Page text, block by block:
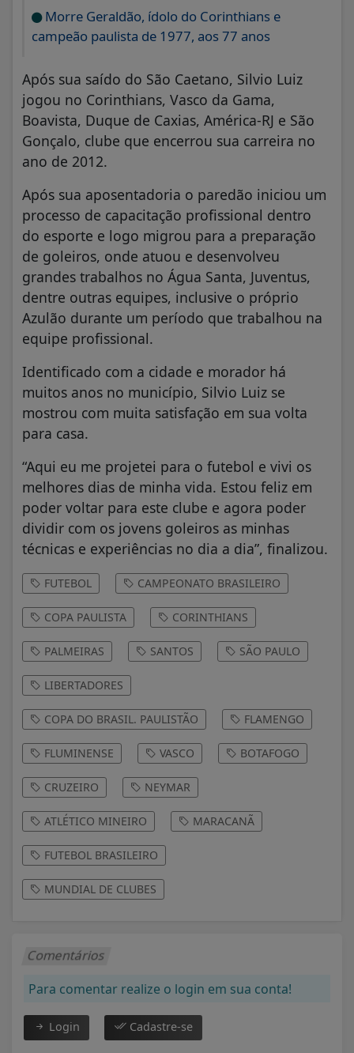
Morre Geraldão, ídolo do Corinthians e
campeão paulista de 1977, aos 77 anos
Após sua saído do São Caetano, Silvio Luiz
jogou no Corinthians, Vasco da Gama,
Boavista, Duque de Caxias, América-RJ e São
Gonçalo, clube que encerrou sua carreira no
ano de 2012.
Após sua aposentadoria o paredão iniciou um
processo de capacitação profissional dentro
do esporte e logo migrou para a preparação
de goleiros, onde atuou e desenvolveu
grandes trabalhos no Água Santa, Juventus,
dentre outras equipes, inclusive o próprio
Azulão durante um período que trabalhou na
equipe profissional.
Identificado com a cidade e morador há
muitos anos no município, Silvio Luiz se
mostrou com muita satisfação em sua volta
para casa.
“Aqui eu me projetei para o futebol e vivi os
melhores dias de minha vida. Estou feliz em
poder voltar para este clube e agora poder
dividir com os jovens goleiros as minhas
técnicas e experiências no dia a dia”, finalizou.
FUTEBOL CAMPEONATO BRASILEIRO
COPA PAULISTA CORINTHIANS
PALMEIRAS SANTOS SÃO PAULO
LIBERTADORES
COPA DO BRASIL. PAULISTÃO FLAMENGO
FLUMINENSE VASCO BOTAFOGO
CRUZEIRO NEYMAR
ATLÉTICO MINEIRO MARACANÃ
FUTEBOL BRASILEIRO
MUNDIAL DE CLUBES
Comentários
Para comentar realize o login em sua conta!
Login Cadastre-se